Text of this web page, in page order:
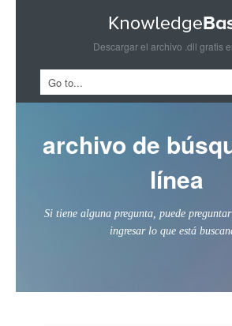
Descargar el archivo .dll gratis
archivo de
línea
Si tiene alguna pregunta, puede
ingresar lo que está